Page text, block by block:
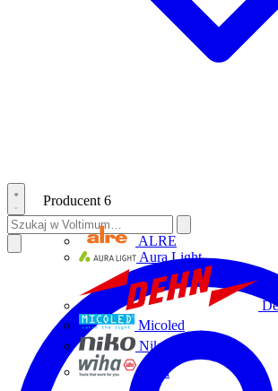
Producent 6
ALRE
Aura Light
Micoled
Niko
Wiha